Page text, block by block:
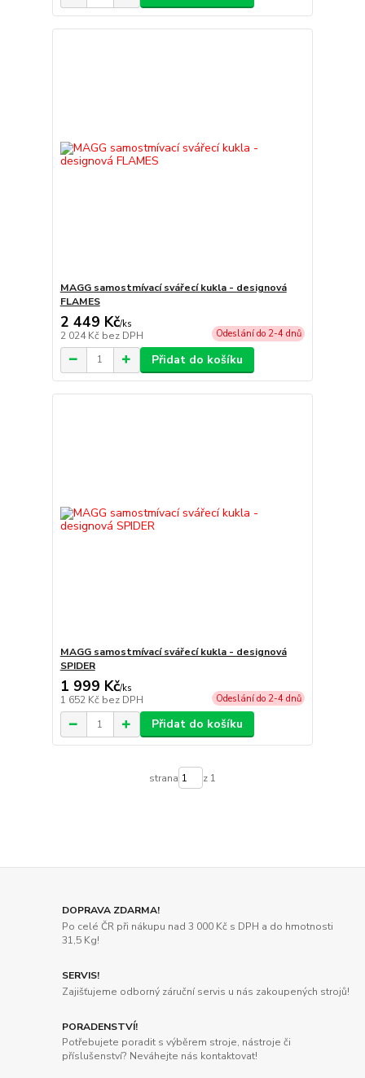
MAGG samostmívací svářecí kukla - designová
FLAMES
2 449 Kč/ks
2 024 Kč bez DPH Odeslání do 2-4 dnů
Přidat do košíku
MAGG samostmívací svářecí kukla - designová
SPIDER
1 999 Kč/ks
1 652 Kč bez DPH Odeslání do 2-4 dnů
Přidat do košíku
strana z 1
DOPRAVA ZDARMA!
Po celé ČR při nákupu nad 3 000 Kč s DPH a do hmotnosti
31,5 Kg!
SERVIS!
Zajišťujeme odborný záruční servis u nás zakoupených strojů!
PORADENSTVÍ!
Potřebujete poradit s výběrem stroje, nástroje či
příslušenství? Neváhejte nás kontaktovat!